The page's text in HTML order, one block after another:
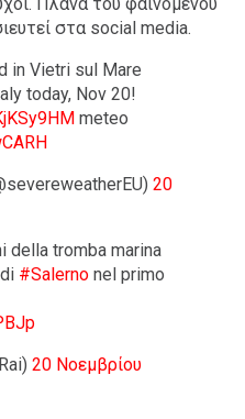
στα social media.
in Vietri sul Mare
today, Nov 20!
meteo
20
della tromba marina
#Salerno nel primo
20 Νοεμβρίου